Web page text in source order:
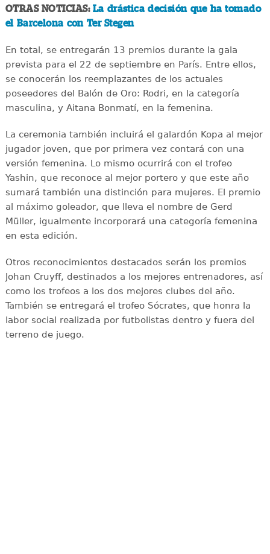
OTRAS NOTICIAS: La drástica decisión que ha tomado
el Barcelona con Ter Stegen
En total, se entregarán 13 premios durante la gala
prevista para el 22 de septiembre en París. Entre ellos,
se conocerán los reemplazantes de los actuales
poseedores del Balón de Oro: Rodri, en la categoría
masculina, y Aitana Bonmatí, en la femenina.
La ceremonia también incluirá el galardón Kopa al mejor
jugador joven, que por primera vez contará con una
versión femenina. Lo mismo ocurrirá con el trofeo
Yashin, que reconoce al mejor portero y que este año
sumará también una distinción para mujeres. El premio
al máximo goleador, que lleva el nombre de Gerd
Müller, igualmente incorporará una categoría femenina
en esta edición.
Otros reconocimientos destacados serán los premios
Johan Cruyff, destinados a los mejores entrenadores, así
como los trofeos a los dos mejores clubes del año.
También se entregará el trofeo Sócrates, que honra la
labor social realizada por futbolistas dentro y fuera del
terreno de juego.